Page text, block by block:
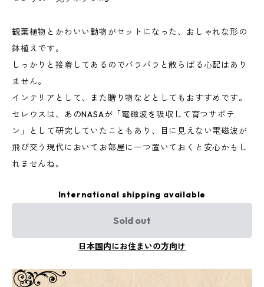
観葉植物とかわいい動物がセットになった、おしゃれな形の
鉢植えです。
しっかりと接着してあるのでバラバラと散らばる心配はあり
ません。
インテリアとして、また贈り物などとしてもおすすめです。
セレウスは、あのNASAが「電磁波を吸収して育つサボテ
ン」として研究していたこともあり、目に見えない電磁波が
飛び交う現代においてお部屋に一つ置いておくと安心かもし
れませんね。
International shipping available
Sold out
日本国内にお住まいの方向け